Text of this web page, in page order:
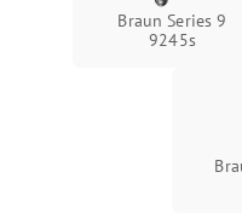
Braun Series 9
9245s